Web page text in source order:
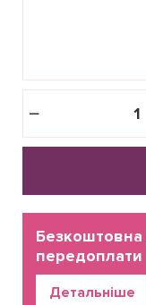
Детальніше
Безкоштовна
передоплати